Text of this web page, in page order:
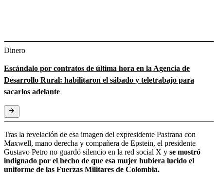
Dinero
Escándalo por contratos de última hora en la Agencia de
Desarrollo Rural: habilitaron el sábado y teletrabajo para
sacarlos adelante
Tras la revelación de esa imagen del expresidente Pastrana con
Maxwell, mano derecha y compañera de Epstein, el presidente
Gustavo Petro no guardó silencio en la red social X y se mostró
indignado por el hecho de que esa mujer hubiera lucido el
uniforme de las Fuerzas Militares de Colombia.